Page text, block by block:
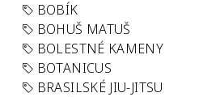
BOBÍK
BOHUŠ MATUŠ
BOLESTNÉ KAMENY
BOTANICUS
BRASILSKÉ JIU-JITSU